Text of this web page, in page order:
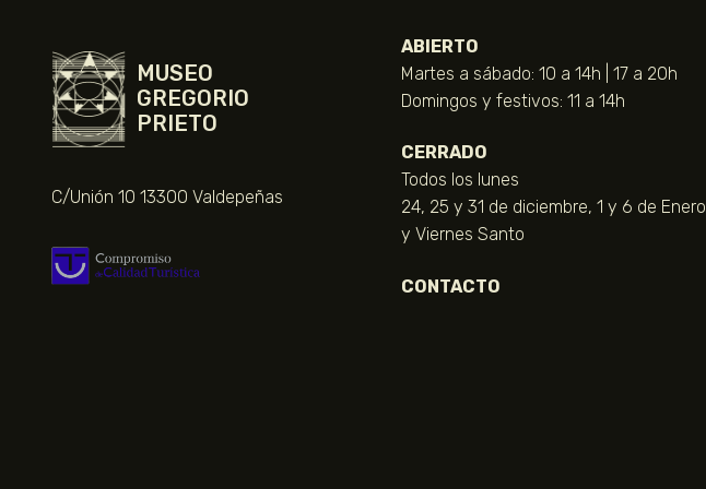
MUSEO
GREGORIO
PRIETO
C/Unión 10 13300 Valdepeñas
ABIERTO
Martes a sábado: 10 a 14h | 17 a 20h
Domingos y festivos: 11 a 14h
CERRADO
Todos los lunes
24, 25 y 31 de diciembre, 1 y 6 de Enero
y Viernes Santo
CONTACTO